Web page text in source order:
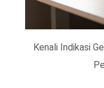
Kenali Indikasi